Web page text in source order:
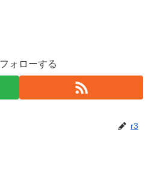
ォローする
r3